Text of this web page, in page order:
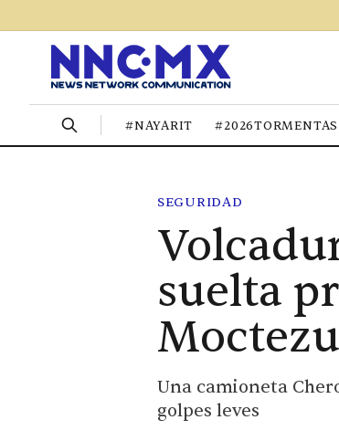
#NAYARIT #2026TORMENTAS
SEGURIDAD
suelta
Una camioneta
golpes leves